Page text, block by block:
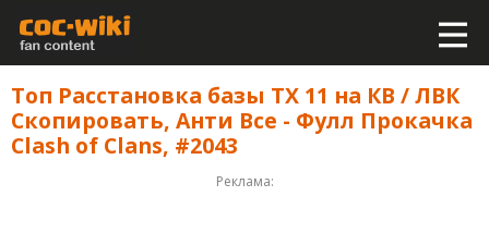
Топ Расстановка базы ТХ 11 на КВ / ЛВК
Скопировать, Анти Все - Фулл Прокачка
Clash of Clans, #2043
Реклама: